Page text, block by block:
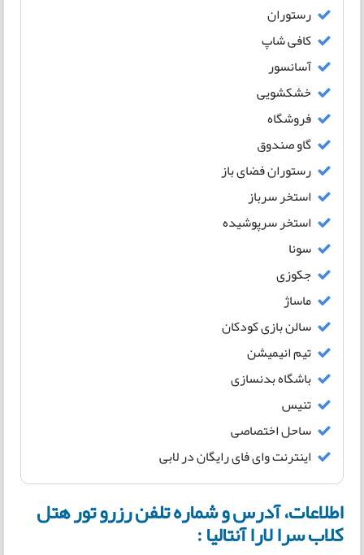
رستوران
کافی شاپ
آسانسور
خشکشویی
فروشگاه
گاو صندوق
رستوران فضای باز
استخر سرباز
استخر سرپوشیده
سونا
جکوزی
ماساژ
سالن بازی کودکان
تیم انیمیشن
باشگاه بدنسازی
تنیس
ساحل اختصاصی
اینترنت وای فای رایگان در لابی
اطلاعات، آدرس و شماره تلفن رزرو تور هتل
کلاب سرا لارا آنتالیا :